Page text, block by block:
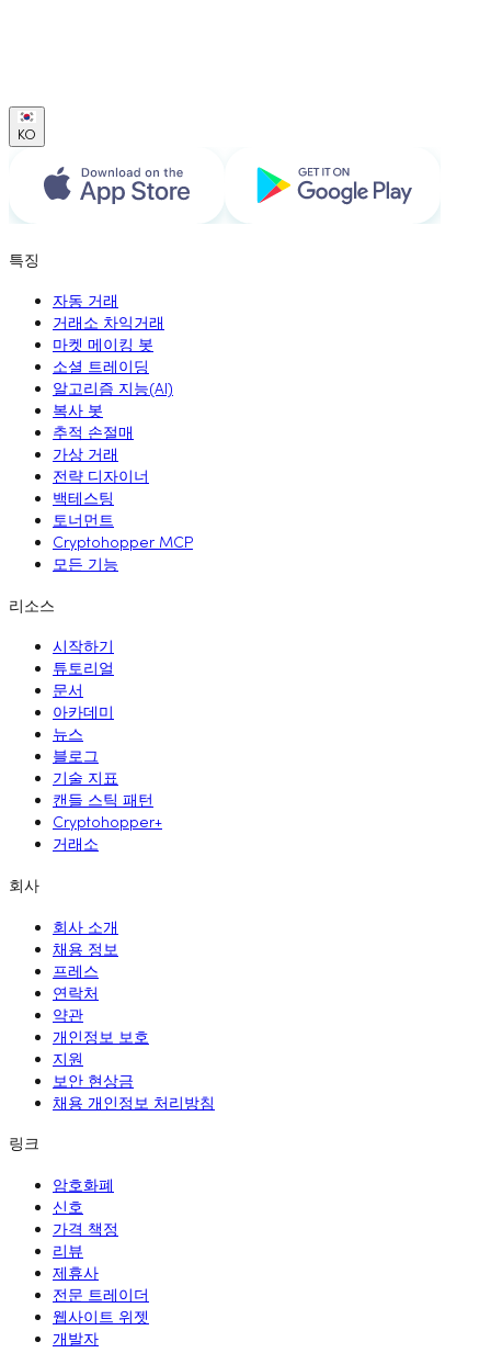
KO
특징
자동 거래
거래소 차익거래
마켓 메이킹 봇
소셜 트레이딩
알고리즘 지능(AI)
복사 봇
추적 손절매
가상 거래
전략 디자이너
백테스팅
토너먼트
Cryptohopper MCP
모든 기능
리소스
시작하기
튜토리얼
문서
아카데미
뉴스
블로그
기술 지표
캔들 스틱 패턴
Cryptohopper+
거래소
회사
회사 소개
채용 정보
프레스
연락처
약관
개인정보 보호
지원
보안 현상금
채용 개인정보 처리방침
링크
암호화폐
신호
가격 책정
리뷰
제휴사
전문 트레이더
웹사이트 위젯
개발자